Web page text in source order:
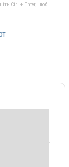
Ctrl + Enter, щоб